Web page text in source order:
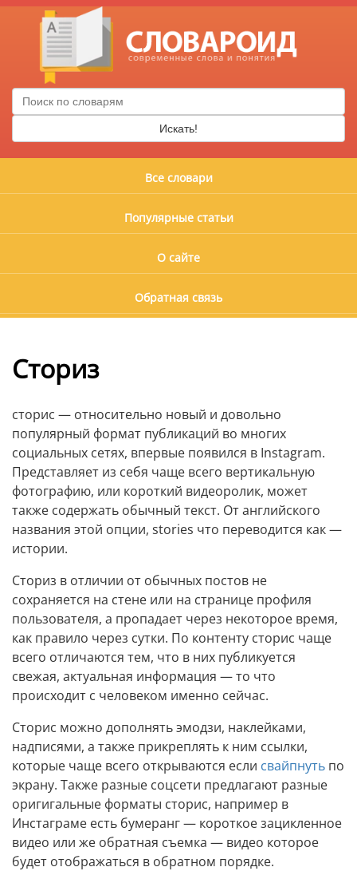
Искать!
Все словари
Популярные статьи
О сайте
Обратная связь
Сториз
сторис — относительно новый и довольно
популярный формат публикаций во многих
социальных сетях, впервые появился в Instagram.
Представляет из себя чаще всего вертикальную
фотографию, или короткий видеоролик, может
также содержать обычный текст. От английского
названия этой опции, stories что переводится как —
истории.
Сториз в отличии от обычных постов не
сохраняется на стене или на странице профиля
пользователя, а пропадает через некоторое время,
как правило через сутки. По контенту сторис чаще
всего отличаются тем, что в них публикуется
свежая, актуальная информация — то что
происходит с человеком именно сейчас.
Сторис можно дополнять эмодзи, наклейками,
надписями, а также прикреплять к ним ссылки,
которые чаще всего открываются если свайпнуть по
экрану. Также разные соцсети предлагают разные
оригигальные форматы сторис, например в
Инстаграме есть бумеранг — короткое зацикленное
видео или же обратная съемка — видео которое
будет отображаться в обратном порядке.